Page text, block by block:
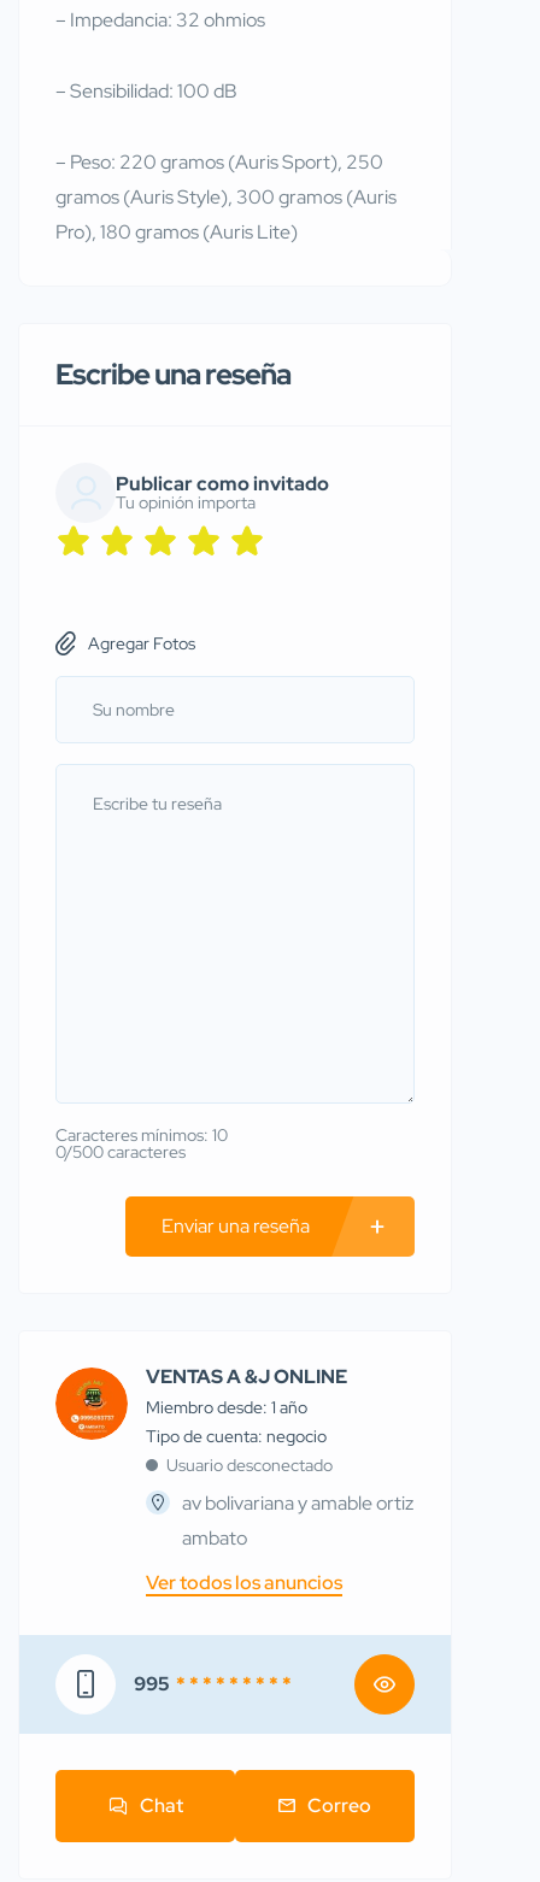
– Impedancia: 32 ohmios
– Sensibilidad: 100 dB
– Peso: 220 gramos (Auris Sport), 250
gramos (Auris Style), 300 gramos (Auris
Pro), 180 gramos (Auris Lite)
Escribe una reseña
Publicar como invitado
Tu opinión importa
Agregar Fotos
Caracteres mínimos: 10
0/500 caracteres
Enviar una reseña
VENTAS A &J ONLINE
Miembro desde: 1 año
tipo de cuenta: negocio
Usuario desconectado
av bolivariana y amable ortiz
ambato
Ver todos los anuncios
995 * * * * * * * * *
Chat Correo